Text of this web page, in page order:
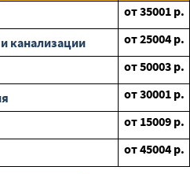
от35001 р.
канализации
от25004 р.
от50003 р.
от30001 р.
от 15009 р.
от45004 р.